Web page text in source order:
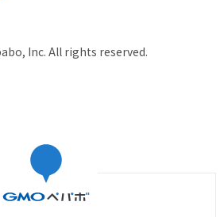
Inc. All rights reserved.